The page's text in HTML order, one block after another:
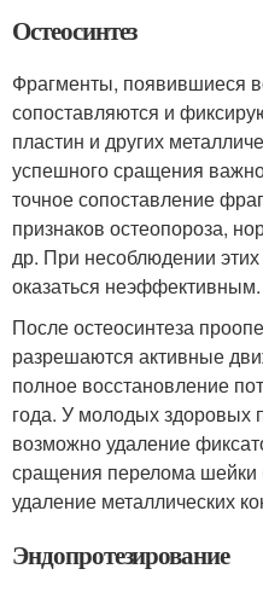
Остеосинтез
Фрагменты, появившиеся
сопоставляются и
пластин и других
успешного сращения
точное сопоставление
признаков остеопороза,
др. При несоблюдении
оказаться неэффективным.
После остеосинтеза
разрешаются активные
полное восстановление
года. У молодых здоровых
возможно удаление
сращения перелома шейки
удаление металлических
Эндопротезирование